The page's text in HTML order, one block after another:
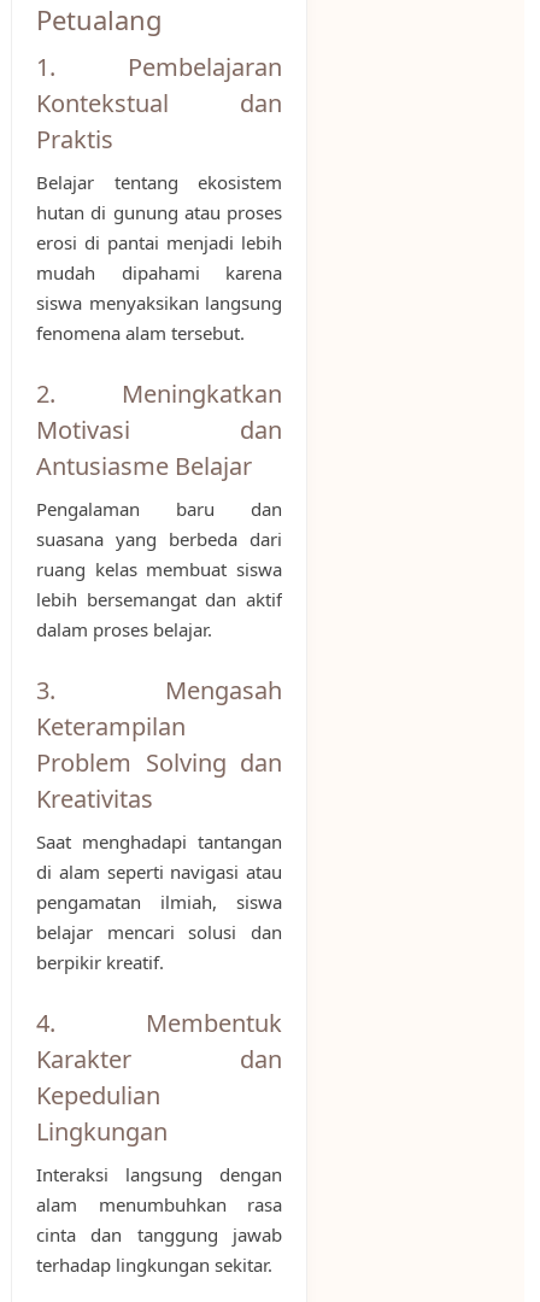
Petualang
1. Pembelajaran
Kontekstual dan
Praktis
Belajar tentang ekosistem
hutan di gunung atau proses
erosi di pantai menjadi lebih
mudah dipahami karena
siswa menyaksikan langsung
fenomena alam tersebut.
2. Meningkatkan
Motivasi dan
Antusiasme Belajar
Pengalaman baru dan
suasana yang berbeda dari
ruang kelas membuat siswa
lebih bersemangat dan aktif
dalam proses belajar.
3. Mengasah
Keterampilan
Problem Solving dan
Kreativitas
Saat menghadapi tantangan
di alam seperti navigasi atau
pengamatan ilmiah, siswa
belajar mencari solusi dan
berpikir kreatif.
4. Membentuk
Karakter dan
Kepedulian
Lingkungan
Interaksi langsung dengan
alam menumbuhkan rasa
cinta dan tanggung jawab
terhadap lingkungan sekitar.